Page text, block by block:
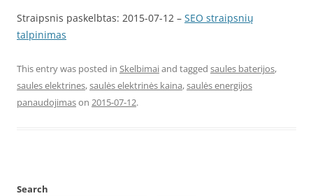
Straipsnis paskelbtas: 2015-07-12 – SEO straipsnių
talpinimas
This entry was posted in Skelbimaiand tagged saules baterijos,
saules elektrines,saulės elektrinės kaina,saulės energijos
panaudojimason 2015-07-12.
Search